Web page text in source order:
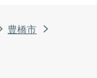
豊橋市